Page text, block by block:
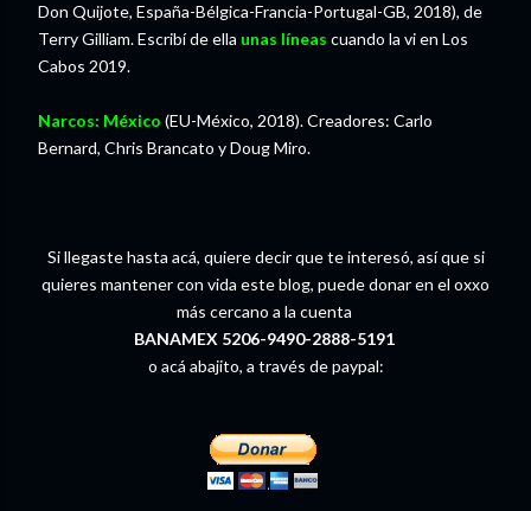
Don Quijote, España-Bélgica-Francia-Portugal-GB, 2018), de
Terry Gilliam. Escribí de ella unas líneas cuando la vi en Los
Cabos 2019.
Narcos: México (EU-México, 2018). Creadores: Carlo
Bernard, Chris Brancato y Doug Miro.
Si llegaste hasta acá, quiere decir que te interesó, así que si
quieres mantener con vida este blog, puede donar en el oxxo
más cercano a la cuenta
BANAMEX 5206-9490-2888-5191
o acá abajito, a través de paypal: